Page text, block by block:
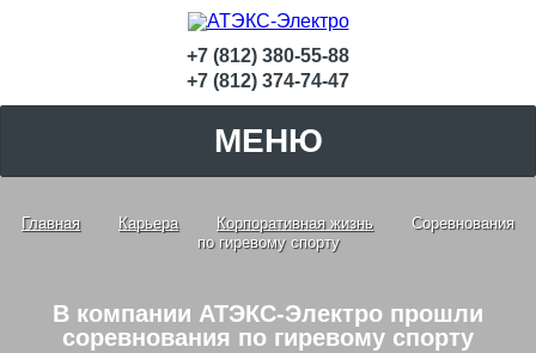
+7 (812) 380-55-88
+7 (812) 374-74-47
МЕНЮ
Главная Карьера Корпоративная жизнь
Соревнования
по гиревому спорту
В компании АТЭКС-Электро прошли
соревнования по гиревому спорту